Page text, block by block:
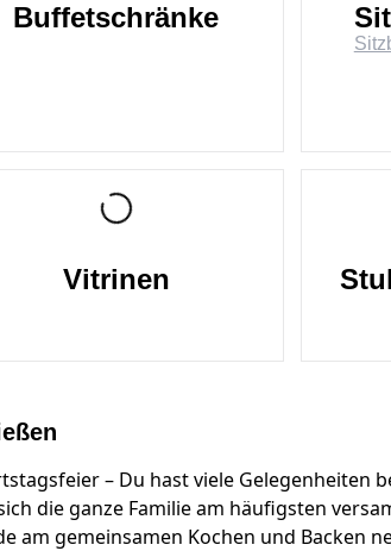
Buffetschränke
Vitrinen
– Du hast viele Gelegenheiten
die ganze Familie am häufigsten
am gemeinsamen Kochen und Backen